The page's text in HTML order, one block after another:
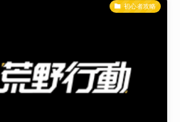
初心者攻略